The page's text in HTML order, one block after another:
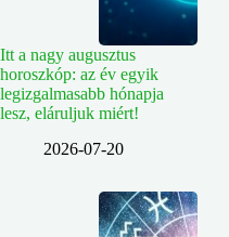
Itt a nagy augusztus
horoszkóp: az év egyik
legizgalmasabb hónapja
lesz, eláruljuk miért!
2026-07-20